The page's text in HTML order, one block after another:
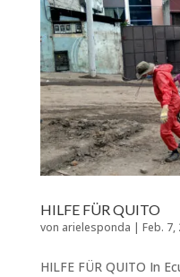
HILFE FÜR QUITO
von arielesponda | Feb. 7,
HILFE FÜR QUITO In